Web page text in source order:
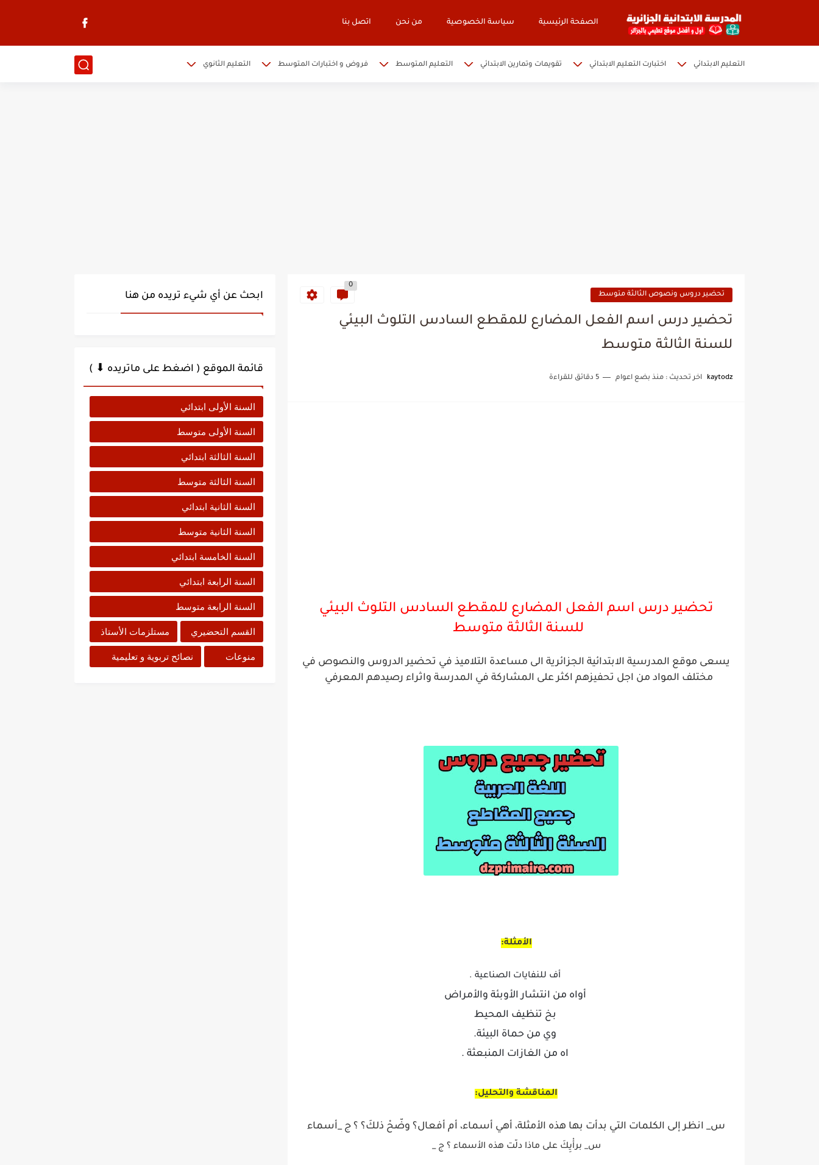
الصفحة الرئيسية سياسة الخصوصية من نحن اتصل بنا
التعليم الابتدائي اختبارت التعليم الابتدائي تقويمات وتمارين الابتدائي التعليم المتوسط فروض و اختبارات المتوسط التعليم الثانوي
تحضير دروس ونصوص الثالثة متوسط
0
تحضير درس اسم الفعل المضارع للمقطع السادس التلوث البيئي
للسنة الثالثة متوسط
kaytodz اخر تحديث : منذ بضع اعوام 5 دقائق للقراءة
تحضير درس اسم الفعل المضارع للمقطع السادس التلوث البيئي
للسنة الثالثة متوسط
يسعى موقع المدرسية الابتدائية الجزائرية الى مساعدة التلاميذ في تحضير الدروس والنصوص في
مختلف المواد من اجل تحفيزهم اكثر على المشاركة في المدرسة واثراء رصيدهم المعرفي
الأمثلة:
أف للنفايات الصناعية .
أواه من انتشار الأوبئة والأمراض
بخ تنظيف المحيط
وي من حماة البيئة.
اه من الغازات المنبعثة .
المناقشة والتحليل:
س_ انظر إلى الكلمات التي بدأت بها هذه الأمثلة، أهي أسماء، أم أفعال؟ وضّحْ ذلكَ؟ ؟ ج _أسماء
س_ برأْيِكَ على ماذا دلّت هذه الأسماء ؟ ج _
ابحث عن أي شيء تريده من هنا
قائمة الموقع ( اضغط على ماتريده ⬇ )
السنة الأولى ابتدائي
السنة الأولى متوسط
السنة الثالثة ابتدائي
السنة الثالثة متوسط
السنة الثانية ابتدائي
السنة الثانية متوسط
السنة الخامسة ابتدائي
السنة الرابعة ابتدائي
السنة الرابعة متوسط
القسم التحضيري مستلزمات الأستاذ
منوعات نصائح تربوية و تعليمية